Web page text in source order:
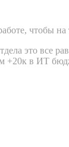
чтобы на
это
+20к в ИТ